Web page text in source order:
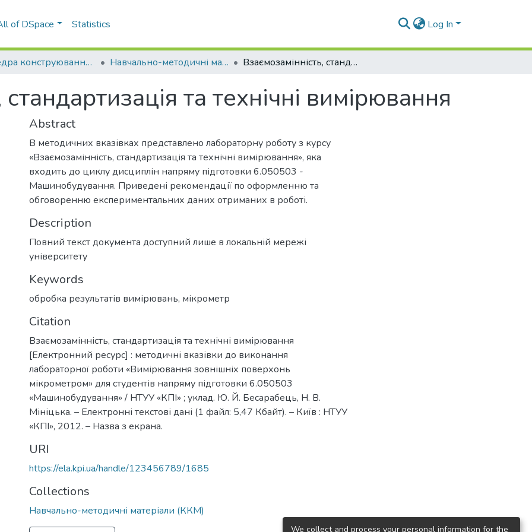
of DSpace Statistics Log In
Кафедра конструювання машин (ККМ) Навчально-методичні матеріали (ККМ) Взаємозамінність, стандартизація та технічні вимірювання
та технічні вимірювання
Abstract
В методичних вказівках представлено лабораторну роботу з курсу
«Взаємозамінність, стандартизація та технічні вимірювання», яка
входить до циклу дисциплін напряму підготовки 6.050503 -
Машинобудування. Приведені рекомендації по оформленню та
обговоренню експериментальних даних отриманих в роботі.
Description
Повний текст документа доступний лише в локальній мережі
університету
Keywords
обробка результатів вимірювань, мікрометр
Citation
Взаємозамінність, стандартизація та технічні вимірювання
[Електронний ресурс] : методичні вказівки до виконання
лабораторної роботи «Вимірювання зовнішніх поверхонь
мікрометром» для студентів напряму підготовки 6.050503
«Машинобудування» / НТУУ «КПІ» ; уклад. Ю. Й. Бесарабець, Н. В.
Мініцька. – Електронні текстові дані (1 файл: 5,47 Кбайт). – Київ : НТУУ
«КПІ», 2012. – Назва з екрана.
URI
https://ela.kpi.ua/handle/123456789/1685
Collections
Навчально-методичні матеріали (ККМ)
We collect and process your personal information for the